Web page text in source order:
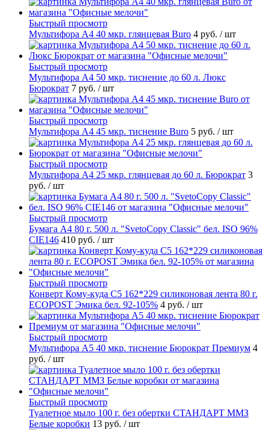
Быстрый просмотр
Мультифора А4 40 мкр. глянцевая Buro 4 руб. / шт
Быстрый просмотр
Мультифора А4 50 мкр. тиснение до 60 л. Люкс
Бюрократ 7 руб. / шт
Быстрый просмотр
Мультифора А4 45 мкр. тиснение Buro 5 руб. / шт
Быстрый просмотр
Мультифора А4 25 мкр. глянцевая до 60 л. Бюрократ 3
руб. / шт
Быстрый просмотр
Бумага А4 80 г. 500 л. "SvetoCopy Classic" бел. ISO 96%
CIE146 410 руб. / шт
Быстрый просмотр
Конверт Кому-куда С5 162*229 силиконовая лента 80 г.
ECOPOST Эмика бел. 92-105% 4 руб. / шт
Быстрый просмотр
Мультифора А5 40 мкр. тиснение Бюрократ Премиум 4
руб. / шт
Быстрый просмотр
Туалетное мыло 100 г. без обертки СТАНДАРТ ММЗ
Белые коробки 13 руб. / шт